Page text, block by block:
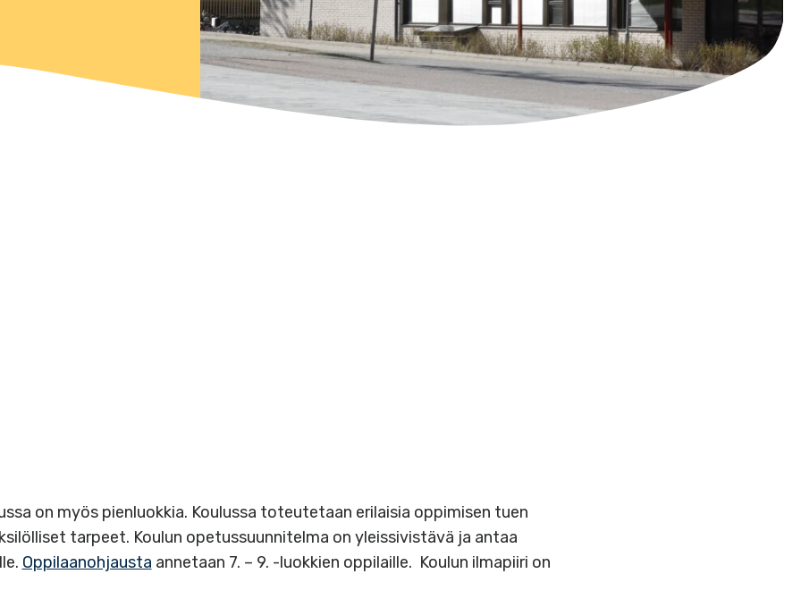
on myös pienluokkia. Koulussa toteutetaan erilaisia oppimisen tuen
tarpeet. Koulun opetussuunnitelma on yleissivistävä ja antaa
Oppilaanohjausta annetaan 7. – 9. -luokkien oppilaille. Koulun ilmapiiri on